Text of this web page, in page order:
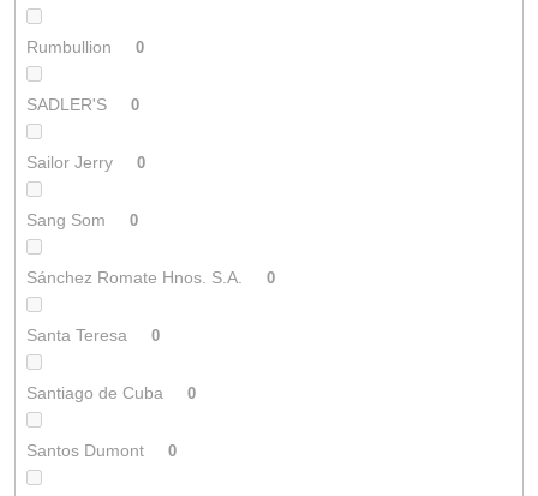
Rumbullion 0
SADLER'S 0
Sailor Jerry 0
Sang Som 0
Sánchez Romate Hnos. S.A. 0
Santa Teresa 0
Santiago de Cuba 0
Santos Dumont 0